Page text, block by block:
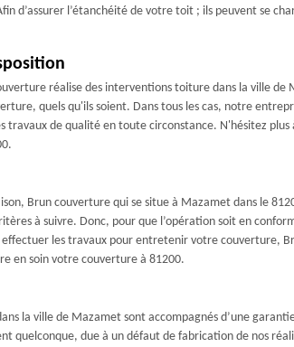
d’assurer l’étanchéité de votre toit ; ils peuvent se
réalise des interventions toiture dans la ville
quels qu'ils soient. Dans tous les cas, notre
travaux de qualité en toute circonstance. N'hésitez
Brun couverture qui se situe à Mazamet dans le
à suivre. Donc, pour que l’opération soit en
les travaux pour entretenir votre couverture,
en soin votre couverture à 81200.
la ville de Mazamet sont accompagnés d’une
quelconque, due à un défaut de fabrication de nos